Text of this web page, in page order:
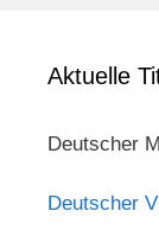
Aktuelle
Deutscher
Deutscher